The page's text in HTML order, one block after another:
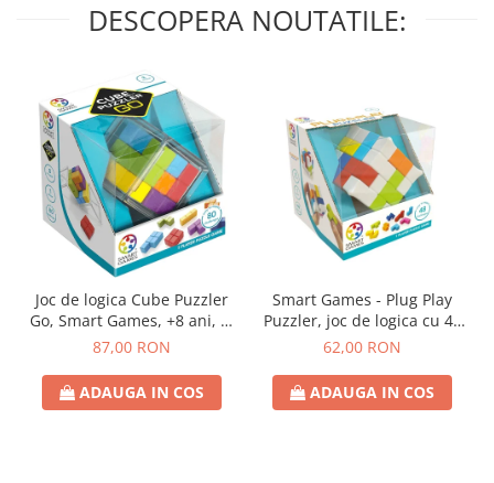
DESCOPERA NOUTATILE:
Joc de logica Cube Puzzler
Go, Smart Games, +8 ani, lb
romana
87,00 RON
ADAUGA IN COS
Smart Games - Plug Play
Puzzler, joc de logica cu 48
de provocari, 6+ ani, lb
62,00 RON
ADAUGA IN COS